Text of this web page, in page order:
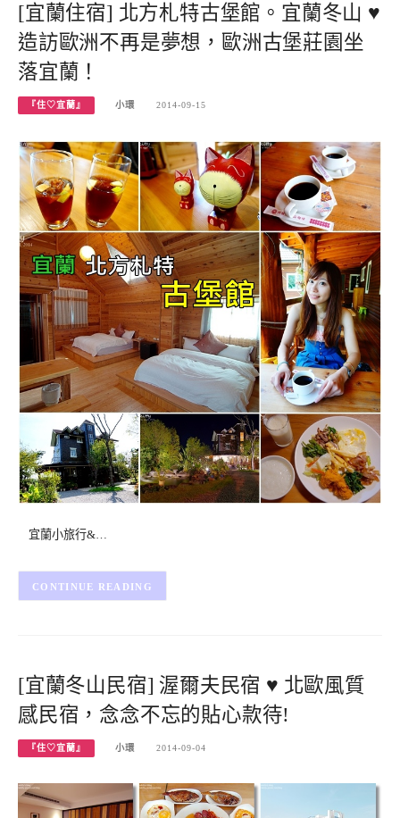
[宜蘭住宿] 北方札特古堡館。宜蘭冬山 ♥
造訪歐洲不再是夢想，歐洲古堡莊園坐
落宜蘭！
『住♡宜蘭』 小環 2014-09-15
宜蘭小旅行&…
CONTINUE READING
[宜蘭冬山民宿] 渥爾夫民宿 ♥ 北歐風質
感民宿，念念不忘的貼心款待!
『住♡宜蘭』 小環 2014-09-04